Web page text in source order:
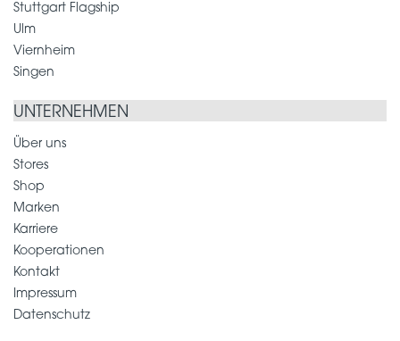
Stuttgart Flagship
Ulm
Viernheim
Singen
UNTERNEHMEN
Über uns
Stores
Shop
Marken
Karriere
Kooperationen
Kontakt
Impressum
Datenschutz